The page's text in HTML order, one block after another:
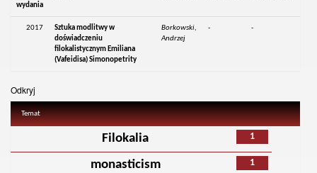
wydania
2017
Sztuka modlitwy w
doświadczeniu
filokalistycznym Emiliana
(Vafeidisa) Simonopetrity
Borkowski,
Andrzej
- -
Odkryj
Temat
1
Filokalia
1
monasticism